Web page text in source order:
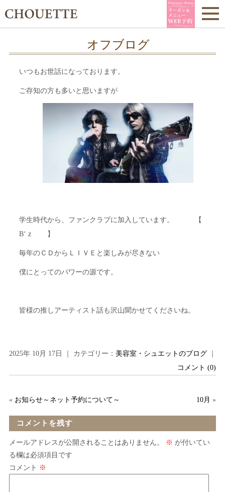
オフブログ
いつもお世話になっております。
ご存知の方も多いと思いますが
学生時代から、ファンクラブに加入しています。 【
B‘ｚ 】
毎年のＣＤからＬＩＶＥと楽しみが尽きない
僕にとってのパワーの源です。
皆様の推しアーティスト話も沢山聞かせてくださいね。
2025年 10月 17日 ｜ カテゴリー： 美容室・シュエットのブログ
コメント (0)
« お知らせ～ネット予約について～ 10月 »
コメントを残す
メールアドレスが公開されることはありません。 ※ が付いてい
る欄は必須項目です
コメント ※